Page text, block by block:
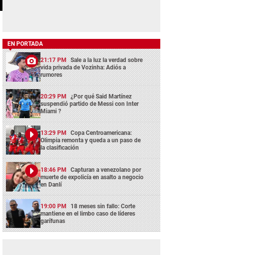
EN PORTADA
21:17 PM Sale a la luz la verdad sobre
vida privada de Vozinha: Adiós a
rumores
20:29 PM ¿Por qué Said Martínez
suspendió partido de Messi con Inter
Miami ?
13:29 PM Copa Centroamericana:
Olimpia remonta y queda a un paso de
la clasificación
18:46 PM Capturan a venezolano por
muerte de expolicía en asalto a negocio
en Danlí
19:00 PM 18 meses sin fallo: Corte
mantiene en el limbo caso de líderes
garífunas